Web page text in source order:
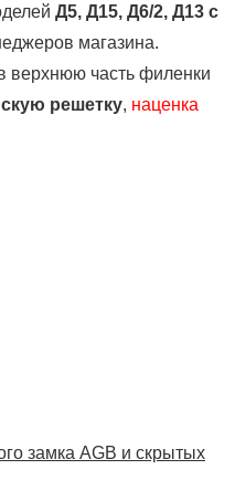
Д5, Д15, Д6/2, Д13 с
магазина.
верхнюю часть филенки
решетку, наценка
замка AGB и скрытых